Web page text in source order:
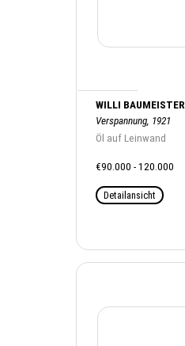
WILLI BAUMEISTER
Verspannung, 1921
Öl auf Leinwand
€90.000 - 120.000
Detailansicht